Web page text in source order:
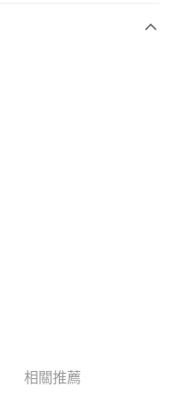
相關推薦